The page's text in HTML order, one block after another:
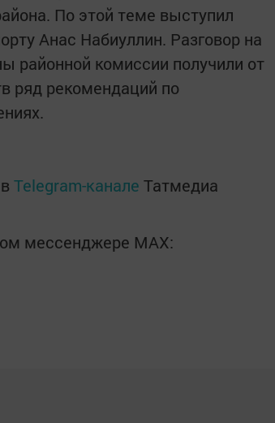
По этой теме выступил
Анас Набиуллин. Разговор на
районной комиссии получили от
ряд рекомендаций по
Telegram-канале Татмедиа
мессенджере MАХ: